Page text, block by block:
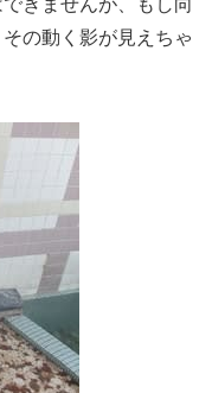
きませんが、もし向
の動く影が見えちゃ